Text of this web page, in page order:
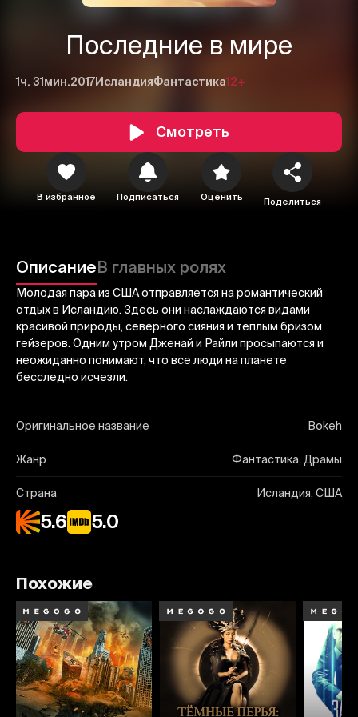
Последние в мире
1ч. 31мин.2017ИсландияФантастика12+
Смотреть
В избранное Подписаться Оценить Поделиться
ОписаниеВ главных ролях
Молодая пара из США отправляется на романтический
отдых в Исландию. Здесь они наслаждаются видами
красивой природы, северного сияния и теплым бризом
гейзеров. Одним утром Дженай и Райли просыпаются и
неожиданно понимают, что все люди на планете
бесследно исчезли.
Оригинальное название Bokeh
Жанр Фантастика, Драмы
Страна Исландия, США
5.6 5.0
Отправить
Похожие